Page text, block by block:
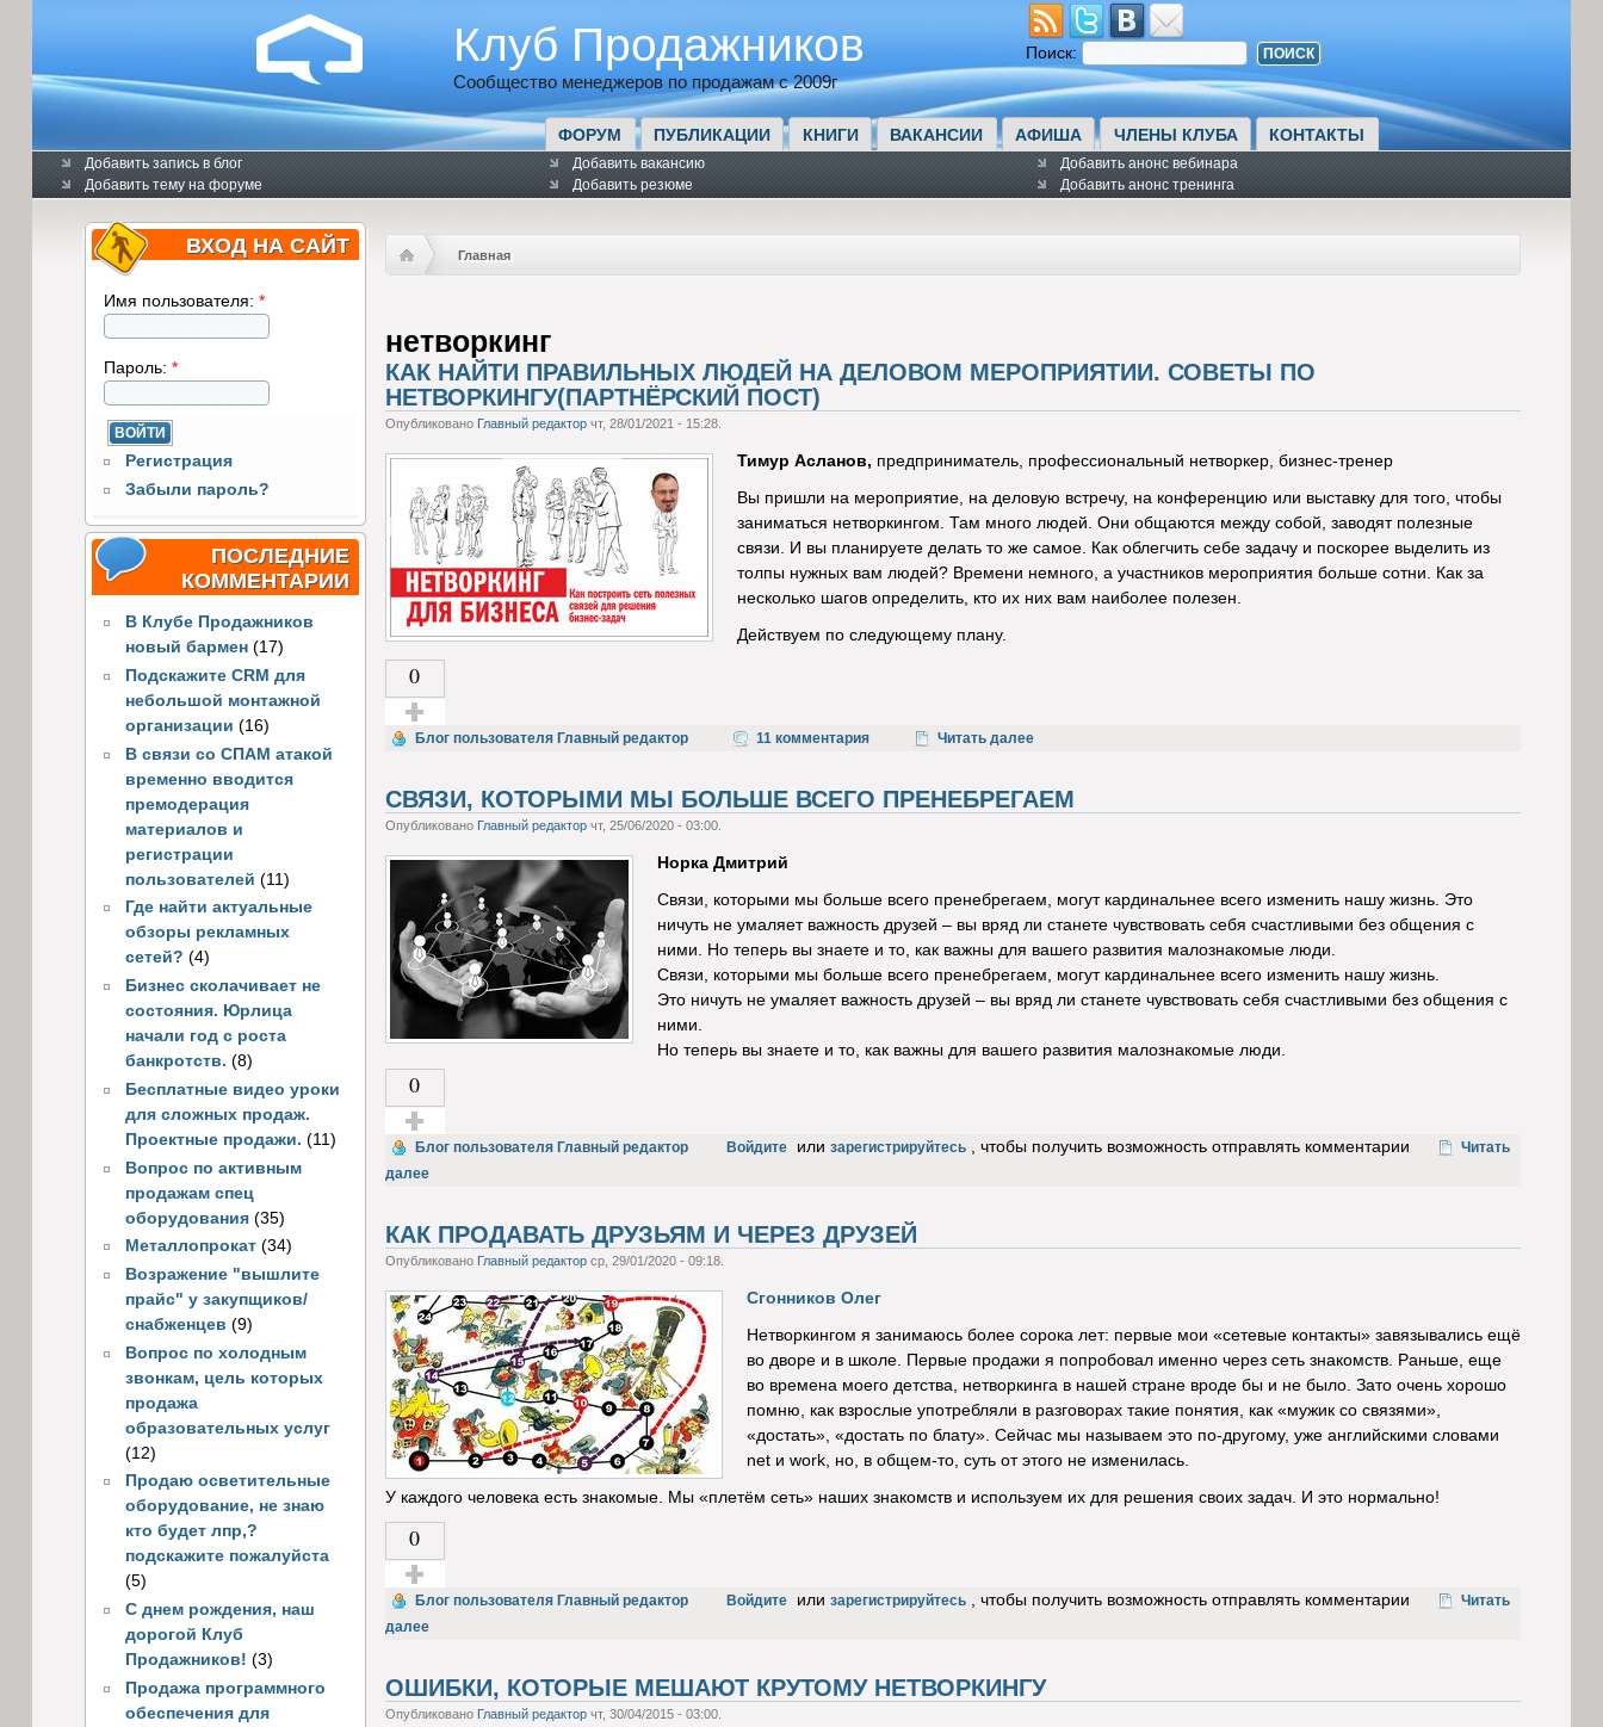
Клуб Продажников
Сообщество менеджеров по продажам с 2009г
Поиск:
ФОРУМ ПУБЛИКАЦИИ КНИГИ ВАКАНСИИ АФИША ЧЛЕНЫ КЛУБА КОНТАКТЫ
Добавить запись в блог
Добавить тему на форуме
Добавить вакансию
Добавить резюме
Добавить анонс вебинара
Добавить анонс тренинга
ВХОД НА САЙТ
Имя пользователя: *
Пароль: *
Регистрация
Забыли пароль?
ПОСЛЕДНИЕ
КОММЕНТАРИИ
В Клубе Продажников
новый бармен (17)
Подскажите CRM для
небольшой монтажной
организации (16)
В связи со СПАМ атакой
временно вводится
премодерация
материалов и
регистрации
пользователей (11)
Где найти актуальные
обзоры рекламных
сетей? (4)
Бизнес сколачивает не
состояния. Юрлица
начали год с роста
банкротств. (8)
Бесплатные видео уроки
для сложных продаж.
Проектные продажи. (11)
Вопрос по активным
продажам спец
оборудования (35)
Металлопрокат (34)
Возражение "вышлите
прайс" у закупщиков/
снабженцев (9)
Вопрос по холодным
звонкам, цель которых
продажа
образовательных услуг
(12)
Продаю осветительные
оборудование, не знаю
кто будет лпр,?
подскажите пожалуйста
(5)
С днем рождения, наш
дорогой Клуб
Продажников! (3)
Продажа программного
обеспечения для
Главная
нетворкинг
КАК НАЙТИ ПРАВИЛЬНЫХ ЛЮДЕЙ НА ДЕЛОВОМ МЕРОПРИЯТИИ. СОВЕТЫ ПО
НЕТВОРКИНГУ(ПАРТНЁРСКИЙ ПОСТ)
Опубликовано Главный редакторчт, 28/01/2021 - 15:28.
Тимур Асланов, предприниматель, профессиональный нетворкер, бизнес-тренер
Вы пришли на мероприятие, на деловую встречу, на конференцию или выставку для того, чтобы
заниматься нетворкингом. Там много людей. Они общаются между собой, заводят полезные
связи. И вы планируете делать то же самое. Как облегчить себе задачу и поскорее выделить из
толпы нужных вам людей? Времени немного, а участников мероприятия больше сотни. Как за
несколько шагов определить, кто их них вам наиболее полезен.
Действуем по следующему плану.
0
Голос за!
Блог пользователя Главный редактор 11 комментария Читать далее
СВЯЗИ, КОТОРЫМИ МЫ БОЛЬШЕ ВСЕГО ПРЕНЕБРЕГАЕМ
Опубликовано Главный редакторчт, 25/06/2020 - 03:00.
Норка Дмитрий
Связи, которыми мы больше всего пренебрегаем, могут кардинальнее всего изменить нашу жизнь. Это
ничуть не умаляет важность друзей – вы вряд ли станете чувствовать себя счастливыми без общения с
ними. Но теперь вы знаете и то, как важны для вашего развития малознакомые люди.
Связи, которыми мы больше всего пренебрегаем, могут кардинальнее всего изменить нашу жизнь.
Это ничуть не умаляет важность друзей – вы вряд ли станете чувствовать себя счастливыми без общения с
ними.
Но теперь вы знаете и то, как важны для вашего развития малознакомые люди.
0
Голос за!
Блог пользователя Главный редактор Войдите или зарегистрируйтесь , чтобы получить возможность отправлять комментарии
Читать
далее
КАК ПРОДАВАТЬ ДРУЗЬЯМ И ЧЕРЕЗ ДРУЗЕЙ
Опубликовано Главный редакторср, 29/01/2020 - 09:18.
Сгонников Олег
Нетворкингом я занимаюсь более сорока лет: первые мои «сетевые контакты» завязывались ещё
во дворе и в школе. Первые продажи я попробовал именно через сеть знакомств. Раньше, еще
во времена моего детства, нетворкинга в нашей стране вроде бы и не было. Зато очень хорошо
помню, как взрослые употребляли в разговорах такие понятия, как «мужик со связями»,
«достать», «достать по блату». Сейчас мы называем это по-другому, уже английскими словами
net и work, но, в общем-то, суть от этого не изменилась.
У каждого человека есть знакомые. Мы «плетём сеть» наших знакомств и используем их для решения своих задач. И это нормально!
0
Голос за!
Блог пользователя Главный редактор Войдите или зарегистрируйтесь , чтобы получить возможность отправлять комментарии
Читать
далее
ОШИБКИ, КОТОРЫЕ МЕШАЮТ КРУТОМУ НЕТВОРКИНГУ
Опубликовано Главный редакторчт, 30/04/2015 - 03:00.